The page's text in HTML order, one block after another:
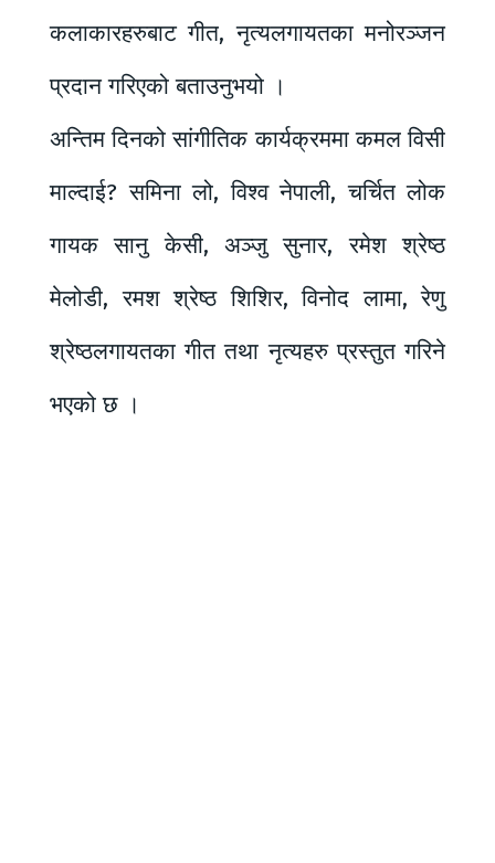
कलाकारहरुबाट गीत, नृत्यलगायतका मनोरञ्जन
प्रदान गरिएको बताउनुभयो ।
अन्तिम दिनको सांगीतिक कार्यक्रममा कमल विसी
माल्दाई? समिना लो, विश्व नेपाली, चर्चित लोक
गायक सानु केसी, अञ्जु सुनार, रमेश श्रेष्ठ
मेलोडी, रमश श्रेष्ठ शिशिर, विनोद लामा, रेणु
श्रेष्ठलगायतका गीत तथा नृत्यहरु प्रस्तुत गरिने
भएको छ ।